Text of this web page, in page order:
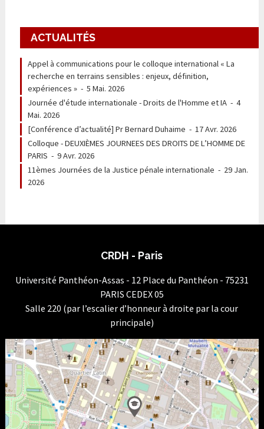
ACTUALITÉS
Appel à communications pour le colloque international « La
recherche en terrains sensibles : enjeux, définition,
expériences »- 5 Mai. 2026
Journée d'étude internationale - Droits de l'Homme et IA- 4
Mai. 2026
[Conférence d’actualité] Pr Bernard Duhaime - 17 Avr. 2026
Colloque - DEUXIÈMES JOURNEES DES DROITS DE L’HOMME DE
PARIS - 9 Avr. 2026
11èmes Journées de la Justice pénale internationale - 29 Jan.
2026
CRDH - Paris
Université Panthéon-Assas - 12 Place du Panthéon - 75231
PARIS CEDEX 05
Salle 220 (par l’escalier d’honneur à droite par la cour
principale)